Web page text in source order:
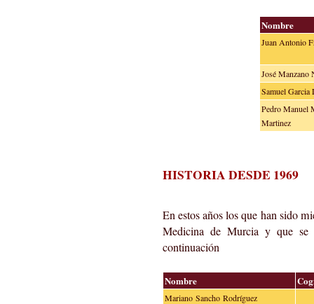
Nombre
Juan Antonio
José
Samuel
Pedro Manuel
Martinez
HISTORIA DESDE 1969
En estos años los que han sido
Medicina de Murcia y que se
continuación
Nombre
Mariano Sancho Rodríguez